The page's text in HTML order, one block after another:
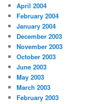
April 2004
February 2004
January 2004
December 2003
November 2003
October 2003
June 2003
May 2003
March 2003
February 2003